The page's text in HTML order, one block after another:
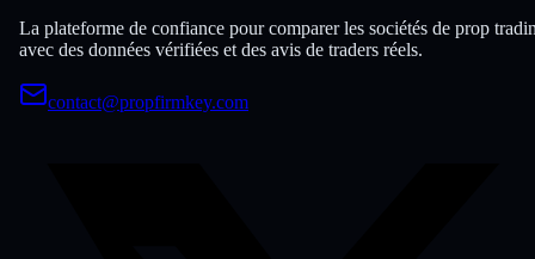
La plateforme de confiance pour comparer les sociétés de prop
avec des données vérifiées et des avis de traders réels.
contact@propfirmkey.com